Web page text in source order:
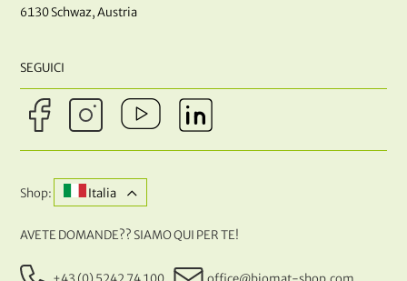
6130 Schwaz, Austria
SEGUICI
Shop: Italia
AVETE DOMANDE?? SIAMO QUI PER TE!